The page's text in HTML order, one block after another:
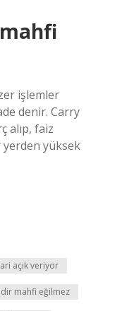
işlemler
denir. Carry
alıp, faiz
yüksek
açık veriyor
mahfi eğilmez